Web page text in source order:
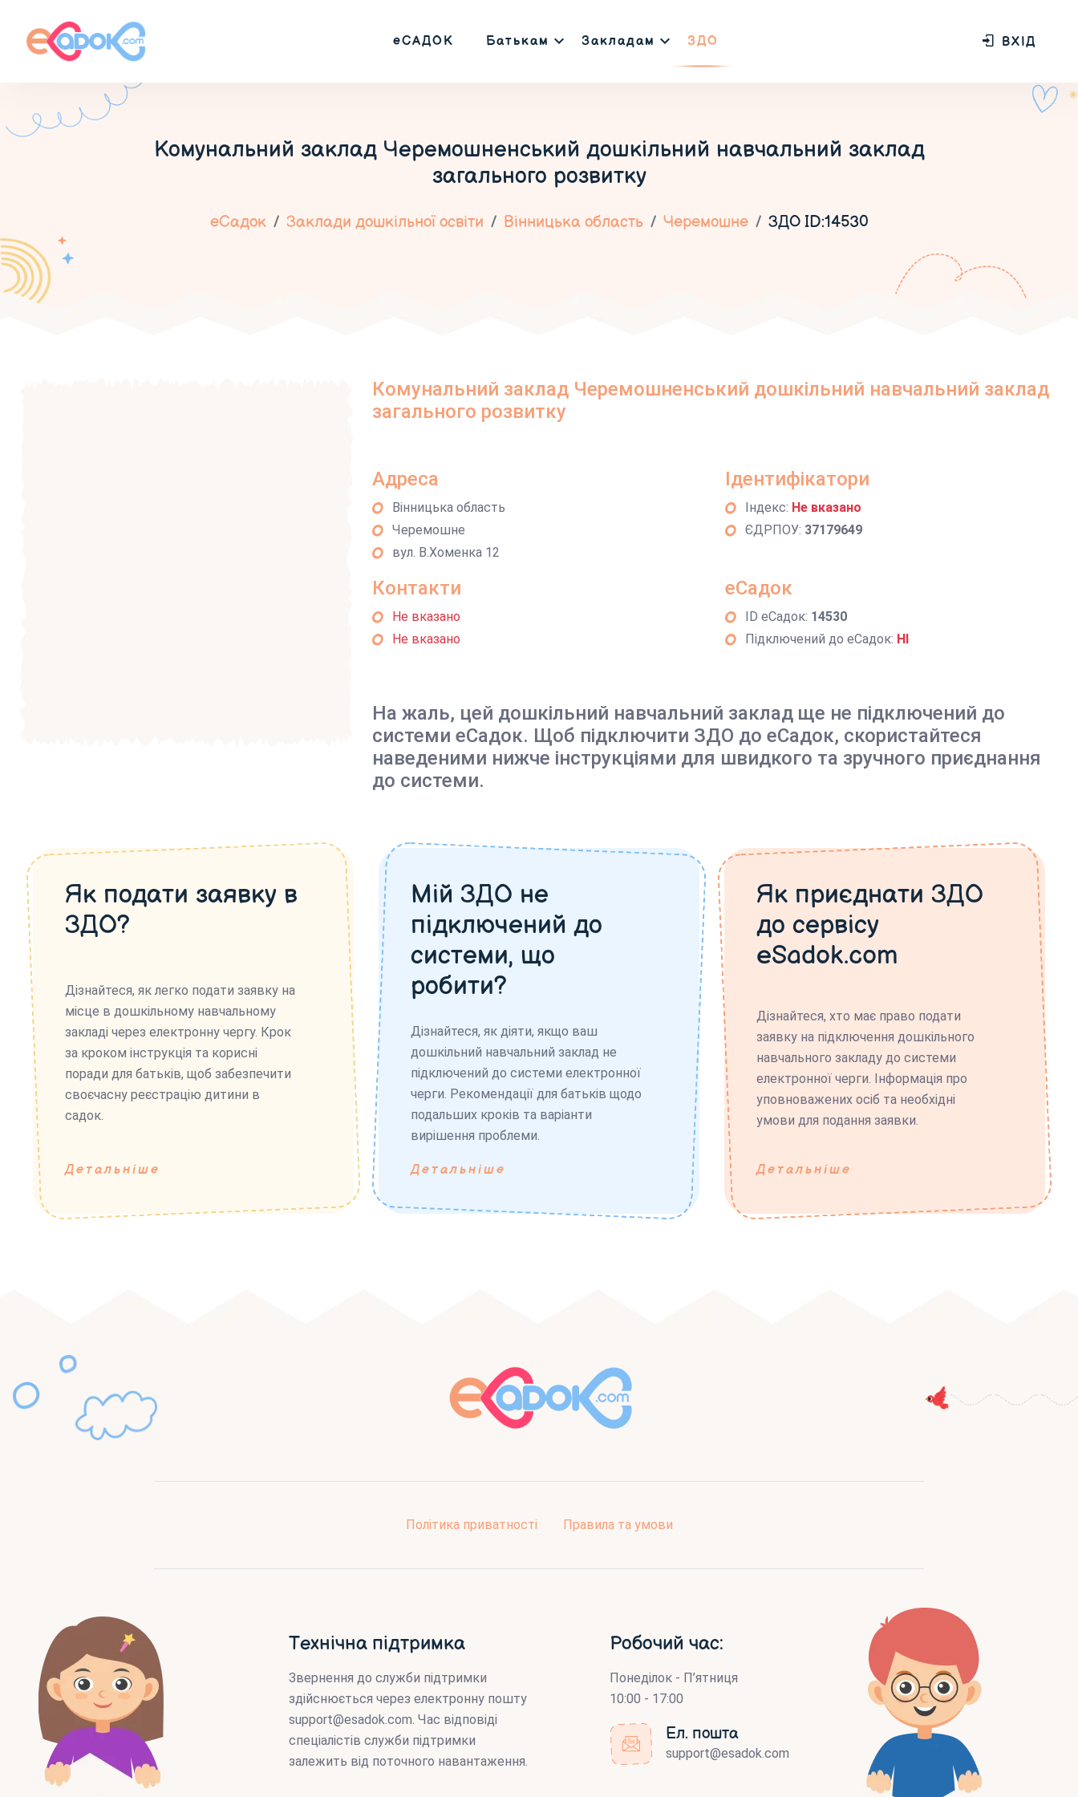
еСАДОК Батькам Закладам ЗДО ВХІД
Комунальний заклад Черемошненський дошкільний навчальний заклад
загального розвитку
еСадок Заклади дошкільної освіти Вінницька область Черемошне ЗДО ID:14530
Комунальний заклад Черемошненський дошкільний навчальний заклад
загального розвитку
Адреса
Вінницька область
Черемошне
вул. В.Хоменка 12
Ідентифікатори
Індекс: Не вказано
ЄДРПОУ: 37179649
Контакти
Не вказано
Не вказано
еСадок
ID еСадок: 14530
Підключений до еСадок: НІ
На жаль, цей дошкільний навчальний заклад ще не підключений до
системи еСадок. Щоб підключити ЗДО до еСадок, скористайтеся
наведеними нижче інструкціями для швидкого та зручного приєднання
до системи.
Як подати заявку в
ЗДО?
Дізнайтеся, як легко подати заявку на
місце в дошкільному навчальному
закладі через електронну чергу. Крок
за кроком інструкція та корисні
поради для батьків, щоб забезпечити
своєчасну реєстрацію дитини в
садок.
Детальніше
Мій ЗДО не
підключений до
системи, що
робити?
Дізнайтеся, як діяти, якщо ваш
дошкільний навчальний заклад не
підключений до системи електронної
черги. Рекомендації для батьків щодо
подальших кроків та варіанти
вирішення проблеми.
Детальніше
Як приєднати ЗДО
до сервісу
eSadok.com
Дізнайтеся, хто має право подати
заявку на підключення дошкільного
навчального закладу до системи
електронної черги. Інформація про
уповноважених осіб та необхідні
умови для подання заявки.
Детальніше
Політика приватності Правила та умови
Технічна підтримка
Звернення до служби підтримки
здійснюється через електронну пошту
support@esadok.com. Час відповіді
спеціалістів служби підтримки
залежить від поточного навантаження.
Робочий час:
Понеділок - П’ятниця
10:00 - 17:00
Ел. пошта
support@esadok.com